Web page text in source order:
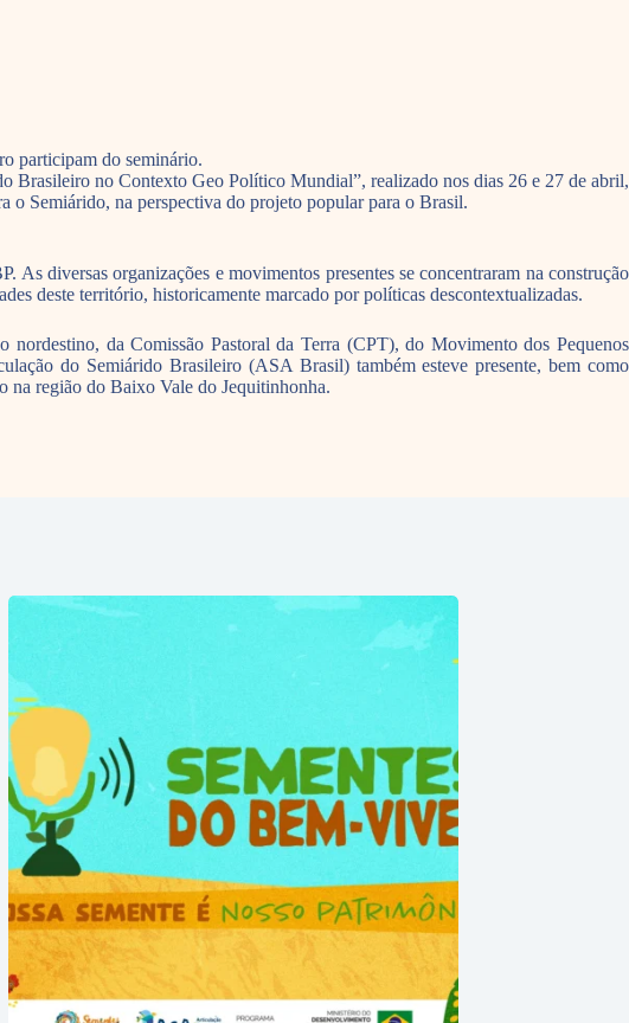
participam do seminário.
Brasileiro no Contexto Geo Político Mundial”, realizado nos dias 26 e 27 de abril,
para o Semiárido, na perspectiva do projeto popular para o Brasil.
diversas organizações e movimentos presentes se concentraram na construção
deste território, historicamente marcado por políticas descontextualizadas.
da Comissão Pastoral da Terra (CPT), do Movimento dos Pequenos
do Semiárido Brasileiro (ASA Brasil) também esteve presente, bem como
na região do Baixo Vale do Jequitinhonha.